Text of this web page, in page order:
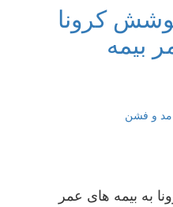
كرونا
بیمه
مد و فشن
به بیمه های عمر